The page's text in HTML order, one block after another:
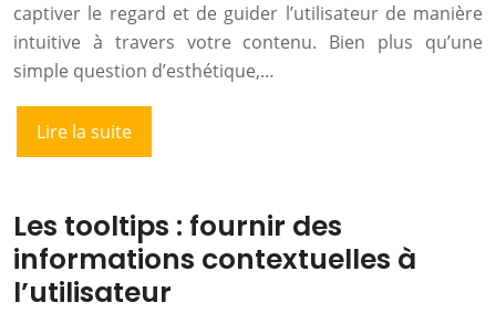
captiver le regard et de guider l’utilisateur de manière
intuitive à travers votre contenu. Bien plus qu’une
simple question d’esthétique,…
Lire la suite
Les tooltips : fournir des
informations contextuelles à
l’utilisateur